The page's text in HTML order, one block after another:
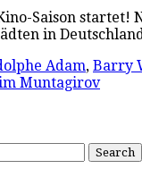
Saison startet!
in
Adam, Barry
Muntagirov